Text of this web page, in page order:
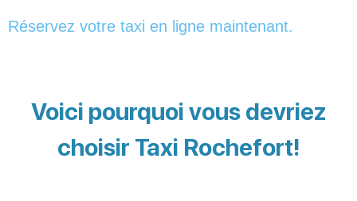
Réservez votre taxi en ligne maintenant.
Voici pourquoi vous devriez
choisir Taxi Rochefort!